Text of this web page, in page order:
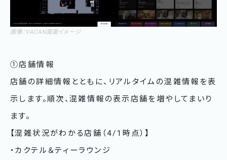
画像：VACAN画面イメージ
①店舗情報
店舗の詳細情報とともに、リアルタイムの混雑情報を表
示します。順次、混雑情報の表示店舗を増やしてまいり
ます。
【混雑状況がわかる店舗（4/1時点）】
・カクテル＆ティーラウンジ